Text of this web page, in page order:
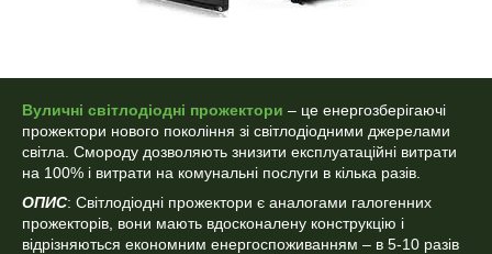
Вуличні світлодіодні прожектори – це енергозберігаючі
прожектори нового покоління зі світлодіодними джерелами
світла. Смороду дозволяють знизити експлуатаційні витрати
на 100% і витрати на комунальні послуги в кілька разів.
ОПИС: Світлодіодні прожектори є аналогами галогенних
прожекторів, вони мають вдосконалену конструкцію і
відрізняються економним енергоспоживанням – в 5-10 разів